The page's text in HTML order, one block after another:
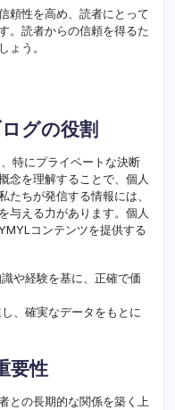
頼性を高め、読者にとって
。読者からの信頼を得るた
ょう。
グの役割
特にプライベートな決断
念を理解することで、個人
たちが発信する情報には、
与える力があります。個人
コンテンツを提供する
識や経験を基に、正確で価
し、確実なデータをもとに
要性
との長期的な関係を築く上